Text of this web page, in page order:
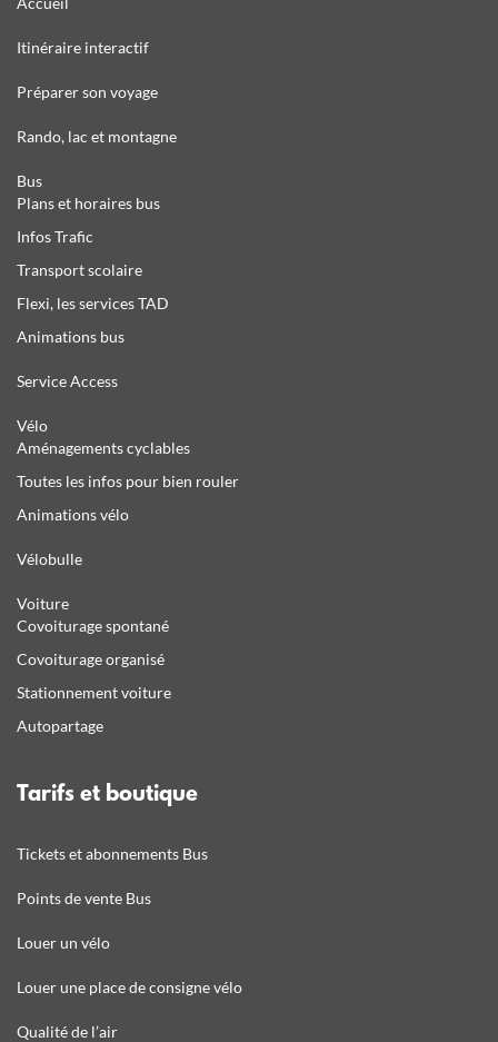
Itinéraire interactif
Préparer son voyage
Rando, lac et montagne
Bus
Plans et horaires bus
Infos Trafic
Transport scolaire
Flexi, les services TAD
Animations bus
Service Access
Vélo
Aménagements cyclables
Toutes les infos pour bien rouler
Animations vélo
Vélobulle
Voiture
Covoiturage spontané
Covoiturage organisé
Stationnement voiture
Autopartage
Tarifs et boutique
Tickets et abonnements Bus
Points de vente Bus
Louer un vélo
Louer une place de consigne vélo
Qualité de l’air